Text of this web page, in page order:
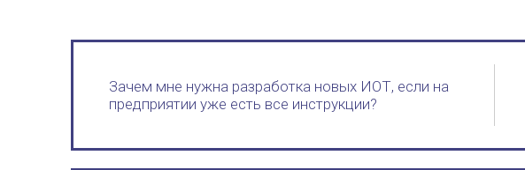
Зачем мне нужна разработка новых ИОТ, если на
предприятии уже есть все инструкции?